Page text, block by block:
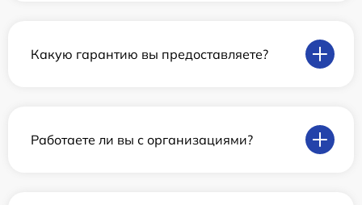
Какую гарантию вы предоставляете?
Работаете ли вы с организациями?